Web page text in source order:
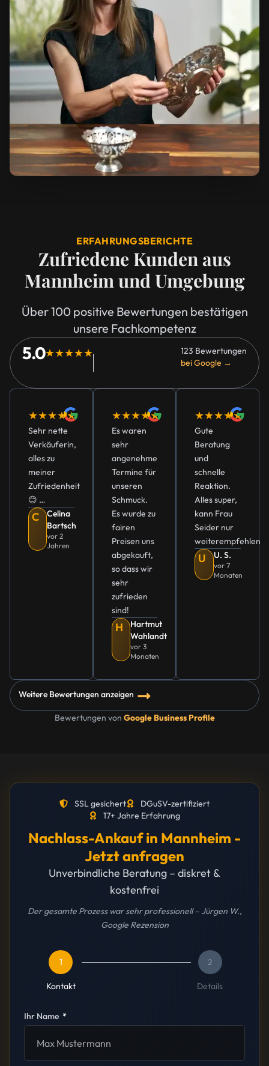
ERFAHRUNGSBERICHTE
Zufriedene Kunden aus
Mannheim und Umgebung
Über 100 positive Bewertungen bestätigen
unsere Fachkompetenz
5.0★★★★★
123 Bewertungen
bei Google →
★★★★★
Sehr nette
Verkäuferin,
alles zu
meiner
Zufriedenheit
😊 …
C
Celina
Bartsch
vor 2
Jahren
★★★★★
Es waren
sehr
angenehme
Termine für
unseren
Schmuck.
Es wurde zu
fairen
Preisen uns
abgekauft,
so dass wir
sehr
zufrieden
sind!
H
Hartmut
Wahlandt
vor 3
Monaten
★★★★★
Gute
Beratung
und
schnelle
Reaktion.
Alles super,
kann Frau
Seider nur
weiterempfehlen
U U. S.
vor 7
Monaten
Weitere Bewertungen anzeigen
Bewertungen von Google Business Profile
SSL gesichert
DGuSV-zertifiziert
17+ Jahre Erfahrung
Nachlass-Ankauf in Mannheim -
Jetzt anfragen
Unverbindliche Beratung – diskret &
kostenfrei
Der gesamte Prozess war sehr professionell – Jürgen W.,
Google Rezension
1
Kontakt
2
Details
Ihr Name